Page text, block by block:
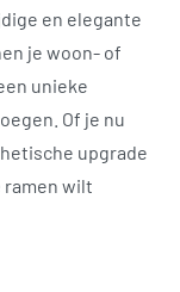
en elegante
je woon- of
unieke
Of je nu
upgrade
wilt